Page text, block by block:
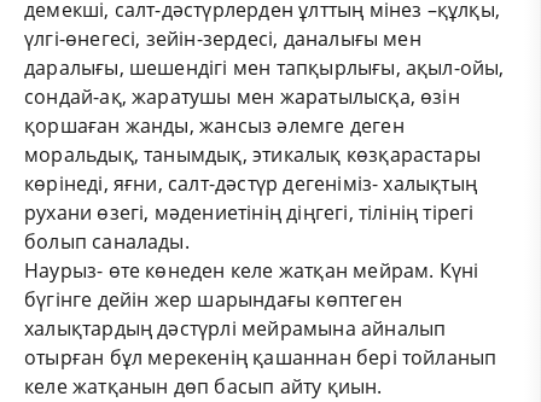
демекші, салт-дәстүрлерден ұлттың мінез –құлқы,
үлгі-өнегесі, зейін-зердесі, даналығы мен
даралығы, шешендігі мен тапқырлығы, ақыл-ойы,
сондай-ақ, жаратушы мен жаратылысқа, өзін
қоршаған жанды, жансыз әлемге деген
моральдық, танымдық, этикалық көзқарастары
көрінеді, яғни, салт-дәстүр дегеніміз- халықтың
рухани өзегі, мәдениетінің діңгегі, тілінің тірегі
болып саналады.
Наурыз- өте көнеден келе жатқан мейрам. Күні
бүгінге дейін жер шарындағы көптеген
халықтардың дәстүрлі мейрамына айналып
отырған бұл мерекенің қашаннан бері тойланып
келе жатқанын дөп басып айту қиын.